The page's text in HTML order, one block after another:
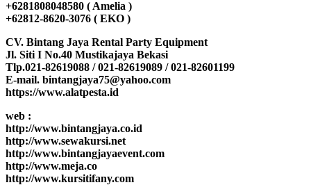
+6281808048580 ( Amelia )
+62812-8620-3076 ( EKO )
CV. Bintang Jaya Rental Party Equipment
Jl. Siti I No.40 Mustikajaya Bekasi
Tlp.021-82619088 / 021-82619089 / 021-82601199
E-mail. bintangjaya75@yahoo.com
https://www.alatpesta.id
web :
http://www.bintangjaya.co.id
http://www.sewakursi.net
http://www.bintangjayaevent.com
http://www.meja.co
http://www.kursitifany.com